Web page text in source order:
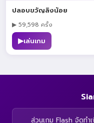
ปลอบขวัญลิงน้อย
▶ 59,598 ครั้ง
▶เล่นเกม
ส่วนเกม Flash จัดทำ